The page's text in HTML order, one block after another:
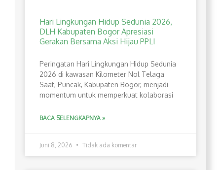
Hari Lingkungan Hidup Sedunia 2026,
DLH Kabupaten Bogor Apresiasi
Gerakan Bersama Aksi Hijau PPLI
Peringatan Hari Lingkungan Hidup Sedunia
2026 di kawasan Kilometer Nol Telaga
Saat, Puncak, Kabupaten Bogor, menjadi
momentum untuk memperkuat kolaborasi
BACA SELENGKAPNYA »
Juni 8, 2026 Tidak ada komentar